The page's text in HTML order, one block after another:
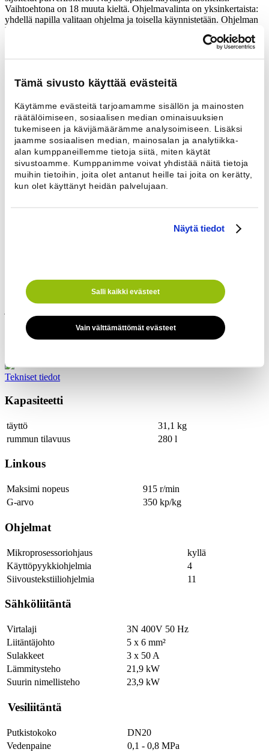
Tämä sivusto käyttää evästeitä
Käytämme evästeitä tarjoamamme sisällön ja mainosten
räätälöimiseen, sosiaalisen median ominaisuuksien
tukemiseen ja kävijämäärämme analysoimiseen. Lisäksi
jaamme sosiaalisen median, mainosalan ja analytiikka-
alan kumppaneillemme tietoja siitä, miten käytät
sivustoamme. Kumppanimme voivat yhdistää näitä tietoja
muihin tietoihin, joita olet antanut heille tai joita on kerätty,
kun olet käyttänyt heidän palvelujaan.
Näytä tiedot
Salli kaikki evästeet
Vain välttämättömät evästeet
Vaihtoehtona on 18 muuta kieltä. Ohjelmavalinta on yksinkertaista:
yhdellä napilla valitaan ohjelma ja toisella käynnistetään. Ohjelman
kulku näkyy symbolein ja suomeksi.
Selkeä käyttöpaneeli ja yksinkertainen käyttövalikko ovat
esimerkkejä käyttäjäystävällisestä muotoilusta. Ohjelmapaneeli on
käyttää.
Räätälöidyt ohjelmat
Vakiona koneessa on 11 käyttöpyykin ohjelmaa. Moppi mallissa on
5 käyttö- ja 10 siivouspyykin pesuun suunniteltua ohjelmaa. Moppi-
ohjelmissa on valmiina oikea linkousteho nihkeille ja kosteille
mopeille. Lisäksi koneessa on hygienia ohjelma koneen
siivousliinojen pesuun.
Plus versio on täysin vapaasti ohjelmoitavissa ja ohjelmia voi olla
Koneet ovat tehty kestämään jatkuvaa käyttöä. Laadun varmistaa
iskunvaimennus ja tukeva runkorakenne.
Tekniset tiedot
Kapasiteetti
täyttö
31,1 kg
rummun tilavuus
280 l
Linkous
Maksimi nopeus
915 r/min
G-arvo
350 kp/kg
Ohjelmat
Mikroprosessoriohjaus
kyllä
Käyttöpyykkiohjelmia
4
Siivoustekstiiliohjelmia
11
Sähköliitäntä
Virtalaji
3N 400V 50 Hz
Liitäntäjohto
5 x 6 mm²
Sulakkeet
3 x 50 A
Lämmitysteho
21,9 kW
Suurin nimellisteho
23,9 kW
Vesiliitäntä
Putkistokoko
DN20
Vedenpaine
0,1 - 0,8 MPa